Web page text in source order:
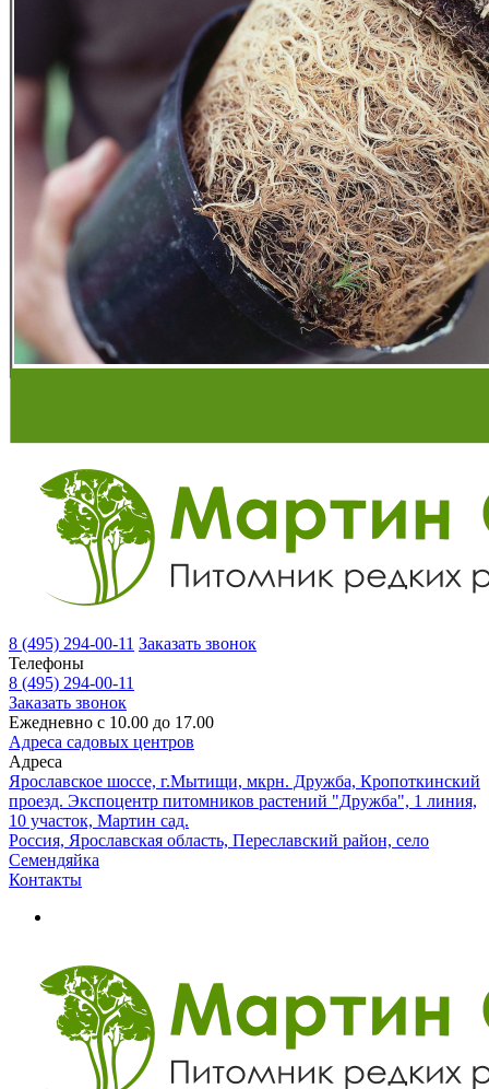
8 (495) 294-00-11 Заказать звонок
Телефоны
8 (495) 294-00-11
Заказать звонок
Ежедневно с 10.00 до 17.00
Адреса садовых центров
Адреса
Ярославское шоссе, г.Мытищи, мкрн. Дружба, Кропоткинский
проезд. Экспоцентр питомников растений "Дружба", 1 линия,
10 участок, Мартин сад.
Россия, Ярославская область, Переславский район, село
Семендяйка
Контакты